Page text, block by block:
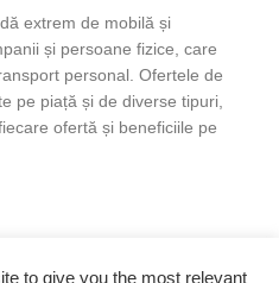
extrem de mobilă și
și persoane fizice, care
personal. Ofertele de
pe piață și de diverse tipuri,
ofertă și beneficiile pe
to give you the most relevant